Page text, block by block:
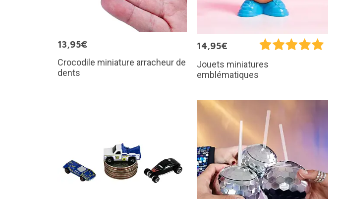
13,95€
Crocodile miniature arracheur de
dents
14,95€
Jouets miniatures
emblématiques